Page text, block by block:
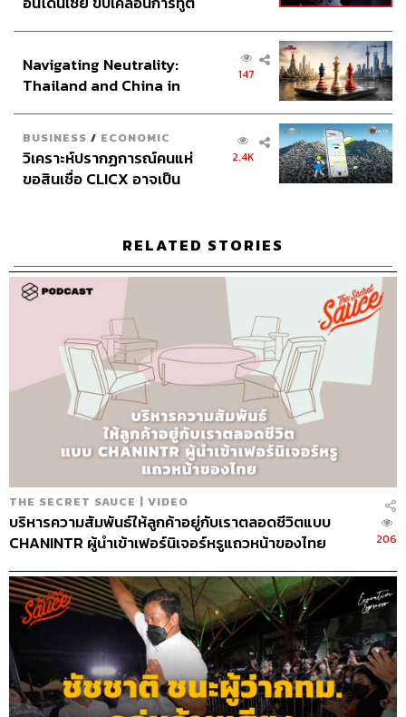
Credits
Head of The Secret Sauceปณชัย อารีเพิ่มพร
Content Creatorชาคร ฉายเพชร
Video Editor
วุฒิชัย ถิระบัญชาศักดิ์
Sound Designer & Engineer
กฤตพล จียะเกียรติ
Sound Recording Engineerขจีพรรณ วิจิตรรัตน์
Assistant
อสุมิ สุกี้คาวะ
Graphic Designerธนิดา โตวิวัฒน์
hannel Managerเชษฐพงศ์ ชูประดิษฐ์
THE STANDARD Proofreader Team
THE STANDARD Webmaster Team
Social Media Adminsวนัชพร ดวงนิล, สุทธกิตติ์​ สุทธา
วรรณกุล, ธิติกร ลิ้มทองมณี, วิมลณัฐ พรศิริอนันต์
Archive Officerชริน จำปาวัน
TAGS: นครินทร์ วนกิจไพบูลย์
Climate Change
ภาวะโลกร้อน
COP26 Net Zero
Podcast
นครินทร์
เคน
The Standard Podcast
The Secret Sauce
เคน นครินทร์
อินโดนีเซีย
Navigating Neutrality:
Thailand and China in
147
BUSINESS / ECONOMIC
วิเคราะห์ปรากฏการณ์คนแห่
ขอสินเชื่อ CLICX อาจเป็น
2.4K
RELATED STORIES
THE SECRET SAUCE | VIDEO
บริหารความสัมพันธ์ให้ลูกค้าอยู่กับเราตลอดชีวิตแบบ
CHANINTR ผู้นำเข้าเฟอร์นิเจอร์หรูแถวหน้าของไทย
206